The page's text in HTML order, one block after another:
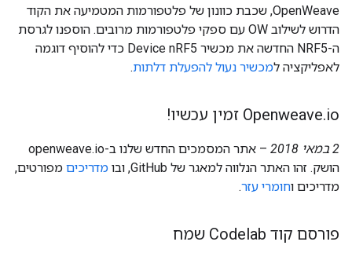
OpenWeave, שכבת כוונון של פלטפורמות המטמיעה את הקוד
הדרוש לשילוב OW עם ספקי פלטפורמות מרובים. הוספנו לגרסת
ה-NRF5 החדשה את מכשיר Device nRF5 כדי להוסיף דוגמה
לאפליקציה למכשיר נעול להפעלת דלתות.
Openweave.io זמין עכשיו!
2 במאי 2018
– אתר המסמכים החדש שלנו ב-openweave.io
הושק. זהו האתר הנלווה למאגר של GitHub, ובו
מדריכים מפורטים,
מדריכים וחומרי עזר.
פורסם קוד Codelab שמח